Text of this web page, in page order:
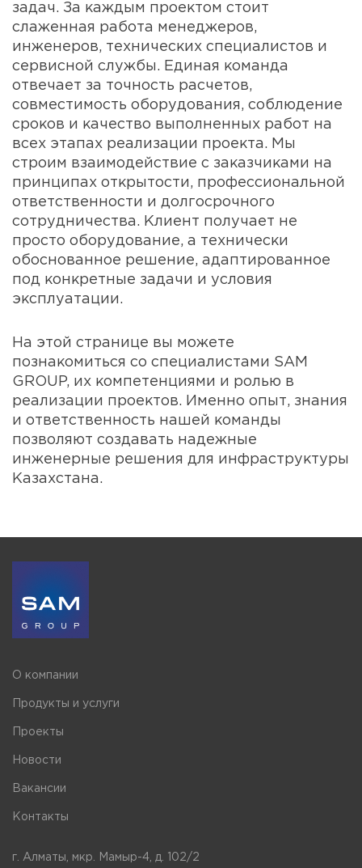
задач. За каждым проектом стоит
слаженная работа менеджеров,
инженеров, технических специалистов и
сервисной службы. Единая команда
отвечает за точность расчетов,
совместимость оборудования, соблюдение
сроков и качество выполненных работ на
всех этапах реализации проекта. Мы
строим взаимодействие с заказчиками на
принципах открытости, профессиональной
ответственности и долгосрочного
сотрудничества. Клиент получает не
просто оборудование, а технически
обоснованное решение, адаптированное
под конкретные задачи и условия
эксплуатации.
На этой странице вы можете
познакомиться со специалистами SAM
GROUP, их компетенциями и ролью в
реализации проектов. Именно опыт, знания
и ответственность нашей команды
позволяют создавать надежные
инженерные решения для инфраструктуры
Казахстана.
О компании
Продукты и услуги
Проекты
Новости
Вакансии
Контакты
г. Алматы, мкр. Мамыр-4, д. 102/2